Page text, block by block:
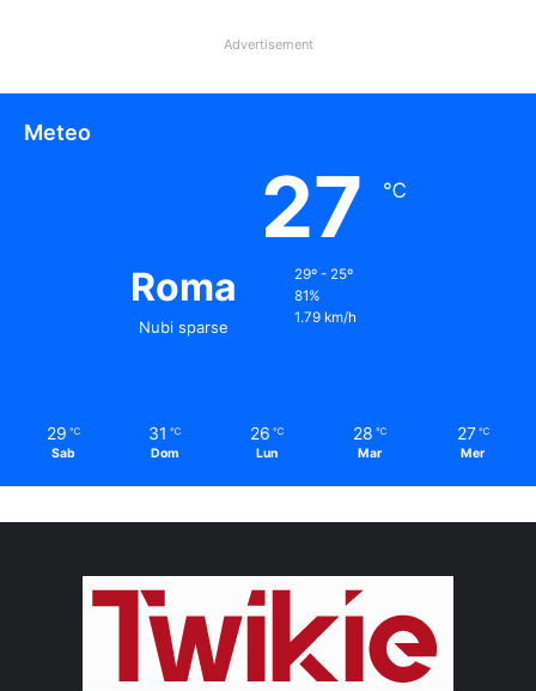
Advertisement
Meteo
Roma
Nubi sparse
27 ℃
29º - 25º
81%
1.79 km/h
29 ℃
Sab
31 ℃
Dom
26 ℃
Lun
28 ℃
Mar
27 ℃
Mer